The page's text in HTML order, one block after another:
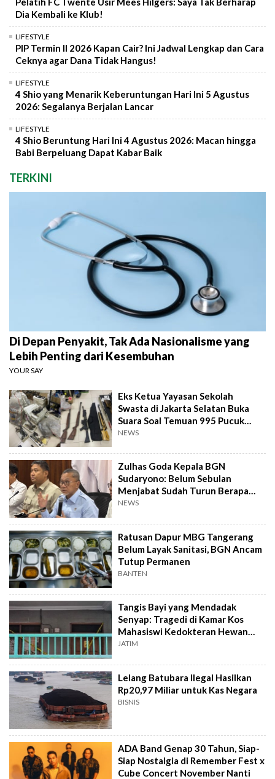
Dia Kembali ke Klub!
LIFESTYLE
PIP Termin II 2026 Kapan Cair? Ini Jadwal Lengkap dan Cara
Ceknya agar Dana Tidak Hangus!
LIFESTYLE
4 Shio yang Menarik Keberuntungan Hari Ini 5 Agustus
2026: Segalanya Berjalan Lancar
LIFESTYLE
4 Shio Beruntung Hari Ini 4 Agustus 2026: Macan hingga
Babi Berpeluang Dapat Kabar Baik
TERKINI
Di Depan Penyakit, Tak Ada Nasionalisme yang
Lebih Penting dari Kesembuhan
YOUR SAY
Eks Ketua Yayasan Sekolah
Swasta di Jakarta Selatan Buka
Suara Soal Temuan 995 Pucuk
Senjata Api
NEWS
Zulhas Goda Kepala BGN
Sudaryono: Belum Sebulan
Menjabat Sudah Turun Berapa
Kilo?
NEWS
Ratusan Dapur MBG Tangerang
Belum Layak Sanitasi, BGN Ancam
Tutup Permanen
BANTEN
Tangis Bayi yang Mendadak
Senyap: Tragedi di Kamar Kos
Mahasiswi Kedokteran Hewan
Surabaya
JATIM
Lelang Batubara Ilegal Hasilkan
Rp20,97 Miliar untuk Kas Negara
BISNIS
ADA Band Genap 30 Tahun, Siap-
Siap Nostalgia di Remember Fest x
Cube Concert November Nanti